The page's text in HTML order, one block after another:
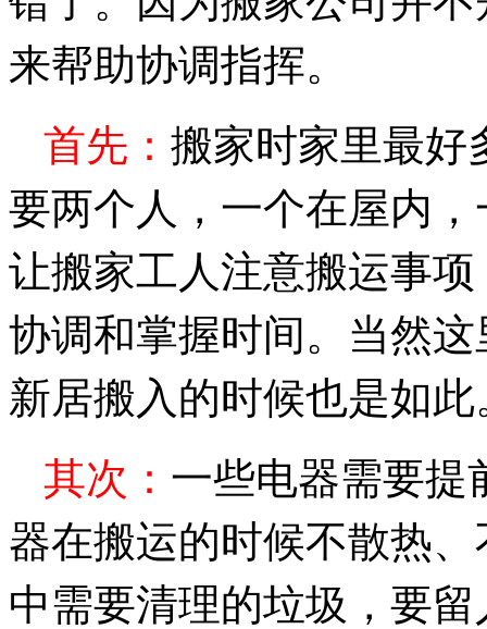
来帮助协调指挥。
首先： 搬家时家里最好
要两个人，一个在屋内
让搬家工人注意搬运事
协调和掌握时间。当然
新居搬入的时候也是如此
其次： 一些电器需要提
器在搬运的时候不散热
中需要清理的垃圾，要